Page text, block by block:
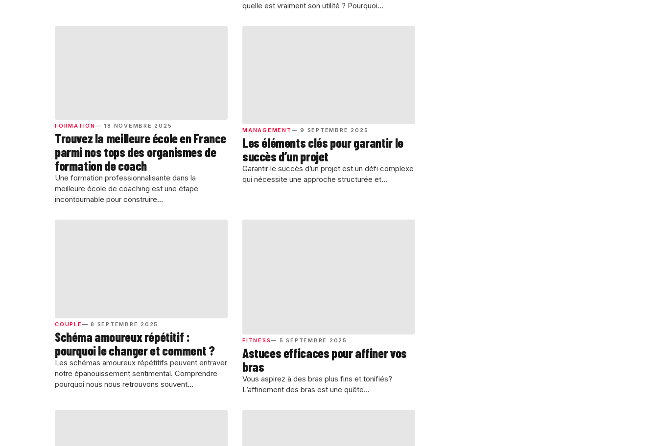
quelle est vraiment son utilité ? Pourquoi...
FORMATION— 18 NOVEMBRE 2025
Trouvez la meilleure école en France
parmi nos tops des organismes de
formation de coach
Une formation professionnalisante dans la
meilleure école de coaching est une étape
incontournable pour construire...
MANAGEMENT — 9 SEPTEMBRE 2025
Les éléments clés pour garantir le
succès d’un projet
Garantir le succès d’un projet est un défi complexe
qui nécessite une approche structurée et...
COUPLE — 8 SEPTEMBRE 2025
Schéma amoureux répétitif :
pourquoi le changer et comment ?
Les schémas amoureux répétitifs peuvent entraver
notre épanouissement sentimental. Comprendre
pourquoi nous nous retrouvons souvent...
FITNESS— 5 SEPTEMBRE 2025
Astuces efficaces pour affiner vos
bras
Vous aspirez à des bras plus fins et tonifiés?
L’affinement des bras est une quête...